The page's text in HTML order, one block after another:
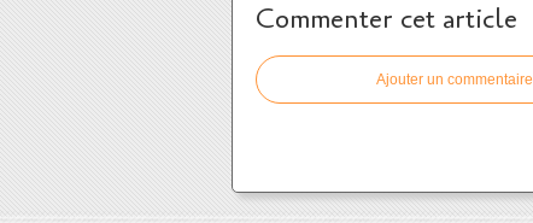
Commenter cet article
Ajouter un commentaire